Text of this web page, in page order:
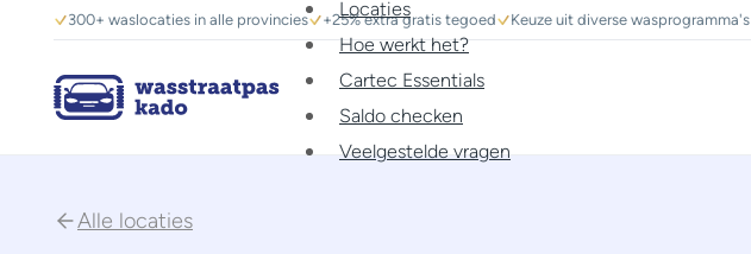
300+ waslocaties in alle provincies +25% extra gratis tegoed Keuze uit diverse wasprogramma's
Locaties
Hoe werkt het?
Cartec Essentials
Saldo checken
Veelgestelde vragen
Alle locaties